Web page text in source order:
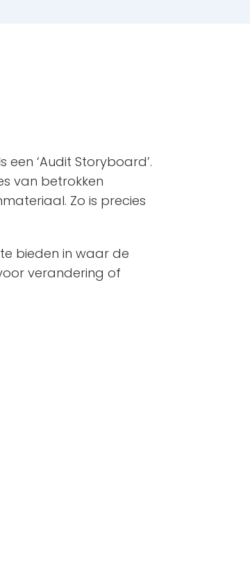
‘Audit Storyboard’.
van betrokken
Zo is precies
bieden in waar de
verandering of